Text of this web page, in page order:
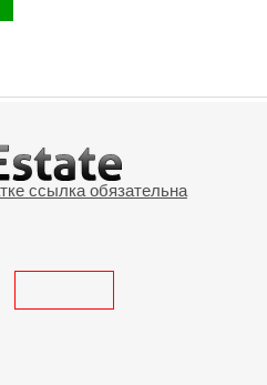
ссылка обязательна